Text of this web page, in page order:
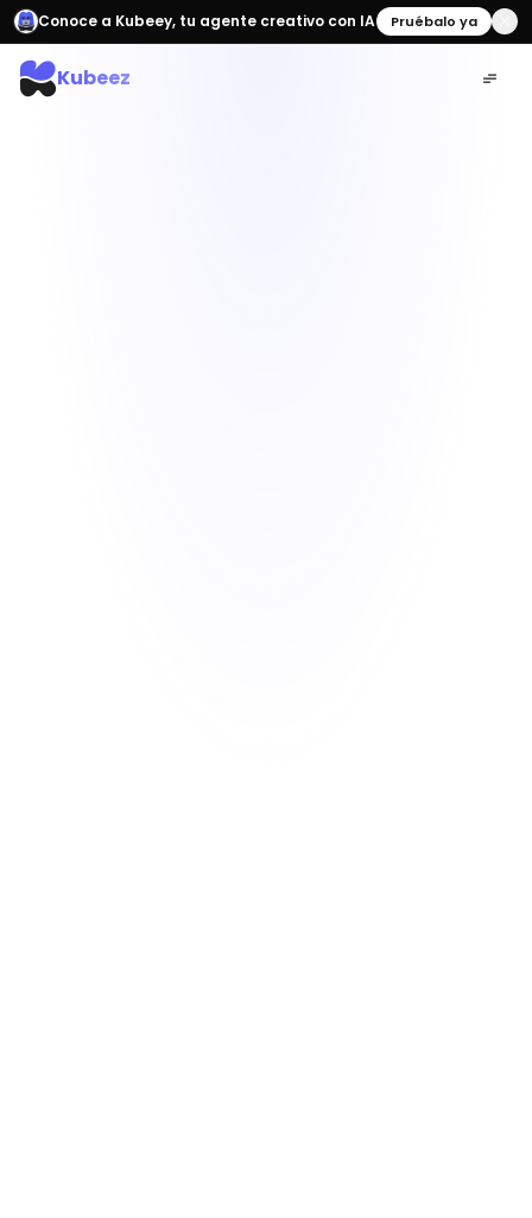
Conoce a Kubeey, tu agente creativo con IA Pruébalo ya
Kubeez